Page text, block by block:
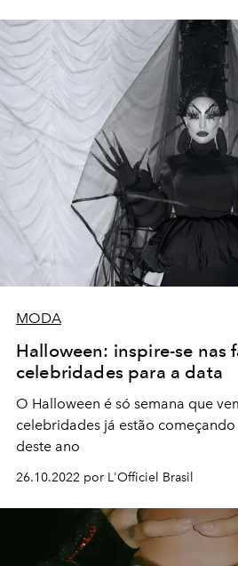
MODA
Halloween: inspire-se nas
celebridades para a data
O Halloween é só semana que
celebridades já estão
deste ano
26.10.2022 por L'Officiel Brasil